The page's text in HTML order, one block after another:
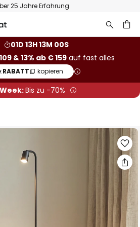
25 Jahre Erfahrung
01D 13H 12M 59S
& 13% ab € 159auf fast alles
RABATT kopieren
Bis zu -70%